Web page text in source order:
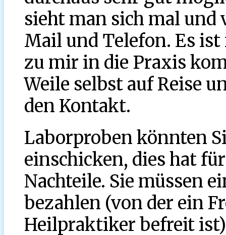
sieht man sich mal und
Mail und Telefon. Es
zu mir in die Praxis
Weile selbst auf Reise
den Kontakt.
Laborproben könnten
einschicken, dies hat
Nachteile. Sie müssen
bezahlen (von der ein
Heilpraktiker befreit